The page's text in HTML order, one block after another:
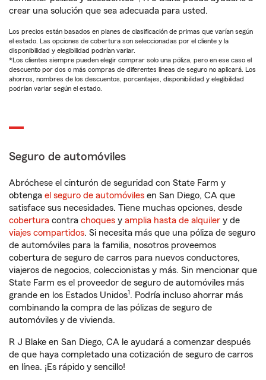
crear una solución que sea adecuada para usted.
Los precios están basados en planes de clasificación de primas que varían según
el estado. Las opciones de cobertura son seleccionadas por el cliente y la
disponibilidad y elegibilidad podrían variar.
*Los clientes siempre pueden elegir comprar solo una póliza, pero en ese caso el
descuento por dos o más compras de diferentes líneas de seguro no aplicará. Los
ahorros, nombres de los descuentos, porcentajes, disponibilidad y elegibilidad
podrían variar según el estado.
Seguro de automóviles
Abróchese el cinturón de seguridad con State Farm y
obtenga el seguro de automóviles en San Diego, CA que
satisface sus necesidades. Tiene muchas opciones, desde
cobertura contra choques y amplia hasta de alquiler y de
viajes compartidos. Si necesita más que una póliza de seguro
de automóviles para la familia, nosotros proveemos
cobertura de seguro de carros para nuevos conductores,
viajeros de negocios, coleccionistas y más. Sin mencionar que
State Farm es el proveedor de seguro de automóviles más
grande en los Estados Unidos1. Podría incluso ahorrar más
combinando la compra de las pólizas de seguro de
automóviles y de vivienda.
R J Blake en San Diego, CA le ayudará a comenzar después
de que haya completado una cotización de seguro de carros
en línea. ¡Es rápido y sencillo!